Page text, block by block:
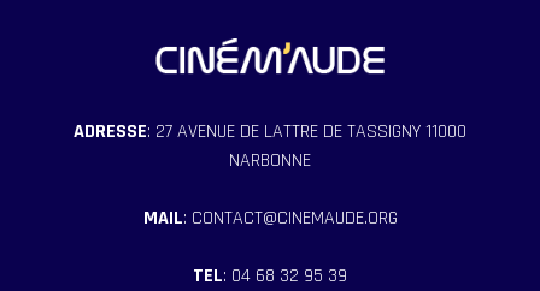
ADRESSE: 27 AVENUE DE LATTRE DE TASSIGNY 11000
NARBONNE
MAIL: CONTACT@CINEMAUDE.ORG
TEL: 04 68 32 95 39